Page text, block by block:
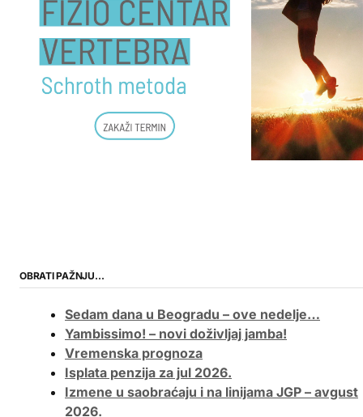
OBRATI PAŽNJU…
Sedam dana u Beogradu – ove nedelje…
Yambissimo! – novi doživljaj jamba!
Vremenska prognoza
Isplata penzija za jul 2026.
Izmene u saobraćaju i na linijama JGP – avgust
2026.